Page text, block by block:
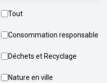
Tout
Consommation responsable
Déchets et Recyclage
Nature en ville